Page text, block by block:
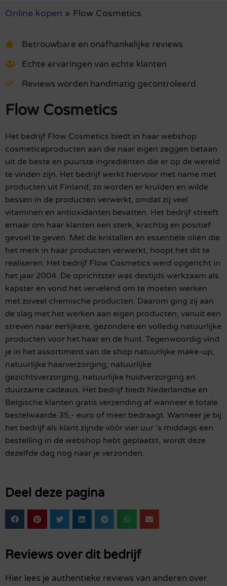
Online kopen » Flow Cosmetics
Betrouwbare en onafhankelijke reviews
Echte ervaringen van echte klanten
Reviews worden handmatig gecontroleerd
Flow Cosmetics
Het bedrijf Flow Cosmetics biedt in haar webshop
cosmeticaproducten aan die naar eigen zeggen betaan
uit de beste en puurste ingrediënten die er op de wereld
te vinden zijn. Het bedrijf werkt hiervoor met name met
producten uit Finland; zo worden er kruiden en wilde
bessen in de producten verwerkt, omdat zij veel
vitaminen en antioxidanten bevatten. Het bedrijf streeft
ernaar om haar klanten een sterk, krachtig en positief
gevoel te geven. Met de kristallen en essentiële oliën die
het merk in haar producten verwerkt, hoopt het dit te
realiseren. Het bedrijf Flow Cosmetics werd opgericht in
het jaar 2004. De oprichtster was destijds werkzaam als
kapster en vond het vervelend om te moeten werken
met zoveel chemische producten. Daarom ging zij aan
de slag met het werken aan eigen producten; vanuit een
streven naar eerlijkere, gezondere en volledig natuurlijke
producten voor het haar en de huid. Tegenwoordig vind
je in het assortiment van de shop natuurlijke make-up,
natuurlijke haarverzorging, natuurlijke
gezichtsverzorging, natuurlijke huidverzorging en
duurzame cadeaus. Het bedrijf biedt Nederlandse en
Belgische klanten gratis verzending af wanneer e totale
bestelwaarde 35,- euro of meer bedraagt. Wanneer je bij
het bedrijf als klant zijnde vóór vier uur ’s middags een
bestelling in de webshop hebt geplaatst, wordt deze
dezelfde dag nog naar je verzonden.
Deel deze pagina
Reviews over dit bedrijf
Hier lees je authentieke reviews van anderen over